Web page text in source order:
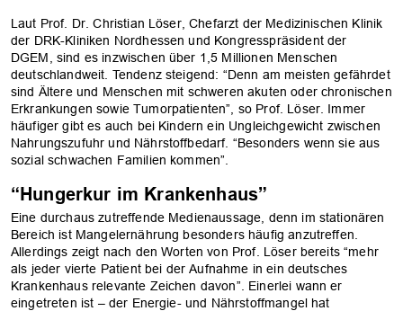
Laut Prof. Dr. Christian Löser, Chefarzt der Medizinischen Klinik
der DRK-Kliniken Nordhessen und Kongresspräsident der
DGEM, sind es inzwischen über 1,5 Millionen Menschen
deutschlandweit. Tendenz steigend: “Denn am meisten gefährdet
sind Ältere und Menschen mit schweren akuten oder chronischen
Erkrankungen sowie Tumorpatienten”, so Prof. Löser. Immer
häufiger gibt es auch bei Kindern ein Ungleichgewicht zwischen
Nahrungszufuhr und Nährstoffbedarf. “Besonders wenn sie aus
sozial schwachen Familien kommen”.
“Hungerkur im Krankenhaus”
Eine durchaus zutreffende Medienaussage, denn im stationären
Bereich ist Mangelernährung besonders häufig anzutreffen.
Allerdings zeigt nach den Worten von Prof. Löser bereits “mehr
als jeder vierte Patient bei der Aufnahme in ein deutsches
Krankenhaus relevante Zeichen davon”. Einerlei wann er
eingetreten ist – der Energie- und Nährstoffmangel hat